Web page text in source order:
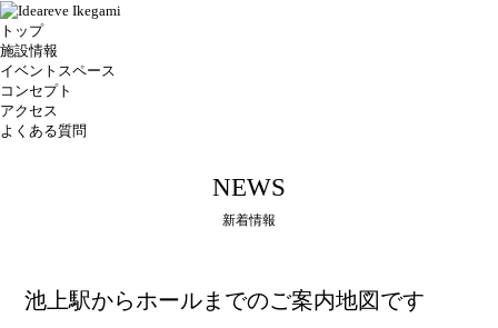
トップ
施設情報
イベントスペース
コンセプト
アクセス
よくある質問
NEWS
新着情報
池上駅からホールまでのご案内地図です